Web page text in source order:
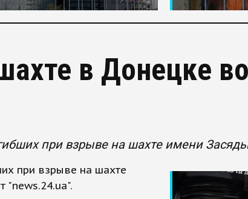
в Донецке
при взрыве на шахте имени
при взрыве на шахте
"news.24.ua".